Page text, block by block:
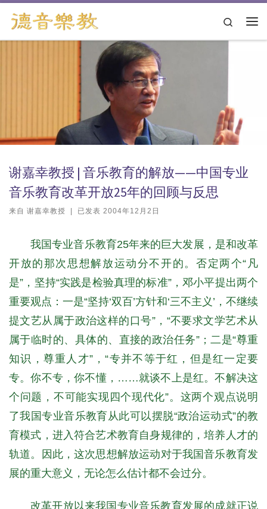
跳转到内容
Search
谢嘉幸教授 | 音乐教育的解放——中国专业
音乐教育改革开放25年的回顾与反思
来自 谢嘉幸教授 已发表 2004年12月2日
我国专业音乐教育25年来的巨大发展，是和改革
开放的那次思想解放运动分不开的。否定两个“凡
是”，坚持“实践是检验真理的标准”，邓小平提出两个
重要观点：一是“坚持‘双百’方针和‘三不主义’，不继续
提文艺从属于政治这样的口号”，“不要求文学艺术从
属于临时的、具体的、直接的政治任务”；二是“尊重
知识，尊重人才”，“专并不等于红，但是红一定要
专。你不专，你不懂，……就谈不上是红。不解决这
个问题，不可能实现四个现代化”。这两个观点说明
了我国专业音乐教育从此可以摆脱“政治运动式”的教
育模式，进入符合艺术教育自身规律的，培养人才的
轨道。因此，这次思想解放运动对于我国音乐教育发
展的重大意义，无论怎么估计都不会过分。
改革开放以来我国专业音乐教育发展的成就正说